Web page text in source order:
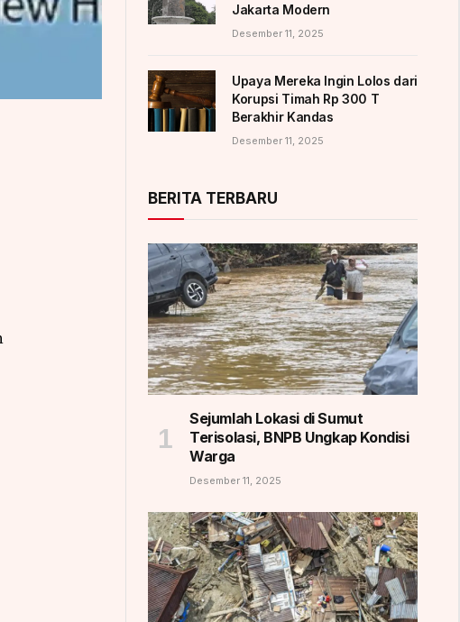
Jakarta Modern
Desember 11, 2025
Upaya Mereka Ingin Lolos dari
Korupsi Timah Rp 300 T
Berakhir Kandas
Desember 11, 2025
BERITA TERBARU
Sejumlah Lokasi di Sumut
Terisolasi, BNPB Ungkap Kondisi
Warga
Desember 11, 2025